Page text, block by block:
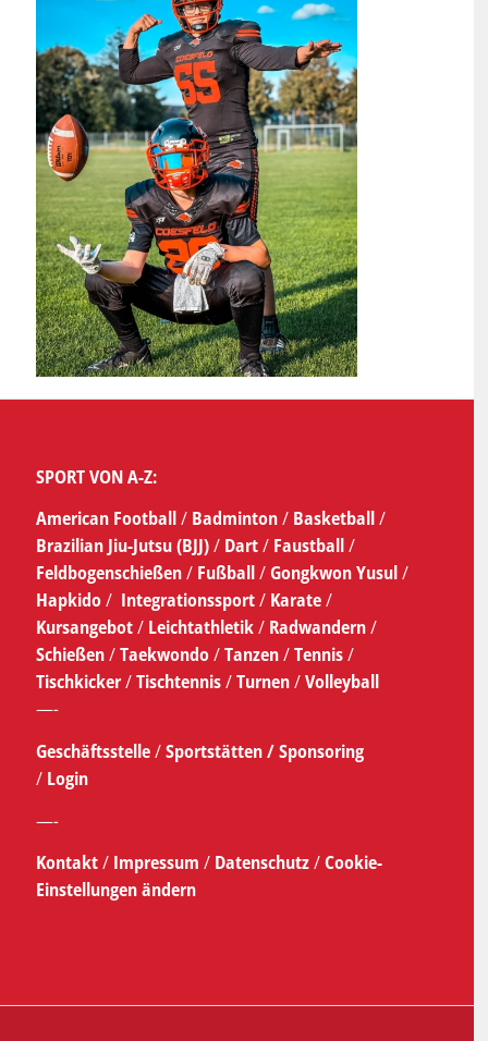
SPORT VON A-Z:
American Football/ Badminton/ Basketball/
Brazilian Jiu-Jutsu (BJJ)/ Dart/ Faustball/
Feldbogenschießen/ Fußball/Gongkwon Yusul/
Hapkido/ Integrationssport/ Karate/
Kursangebot/Leichtathletik/ Radwandern/
Schießen/Taekwondo/Tanzen/Tennis/
Tischkicker/Tischtennis/Turnen/Volleyball
—-
Geschäftsstelle/Sportstätten /Sponsoring
/ Login
—-
Kontakt/ Impressum / Datenschutz/Cookie-
Einstellungen ändern